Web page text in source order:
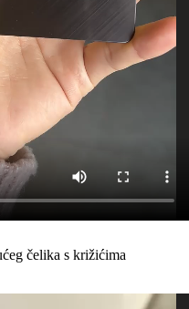
čelika s križićima